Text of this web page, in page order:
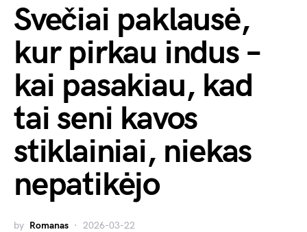
Svečiai paklausė,
kur pirkau indus –
kai pasakiau, kad
tai seni kavos
stiklainiai, niekas
nepatikėjo
by Romanas 2026-03-22